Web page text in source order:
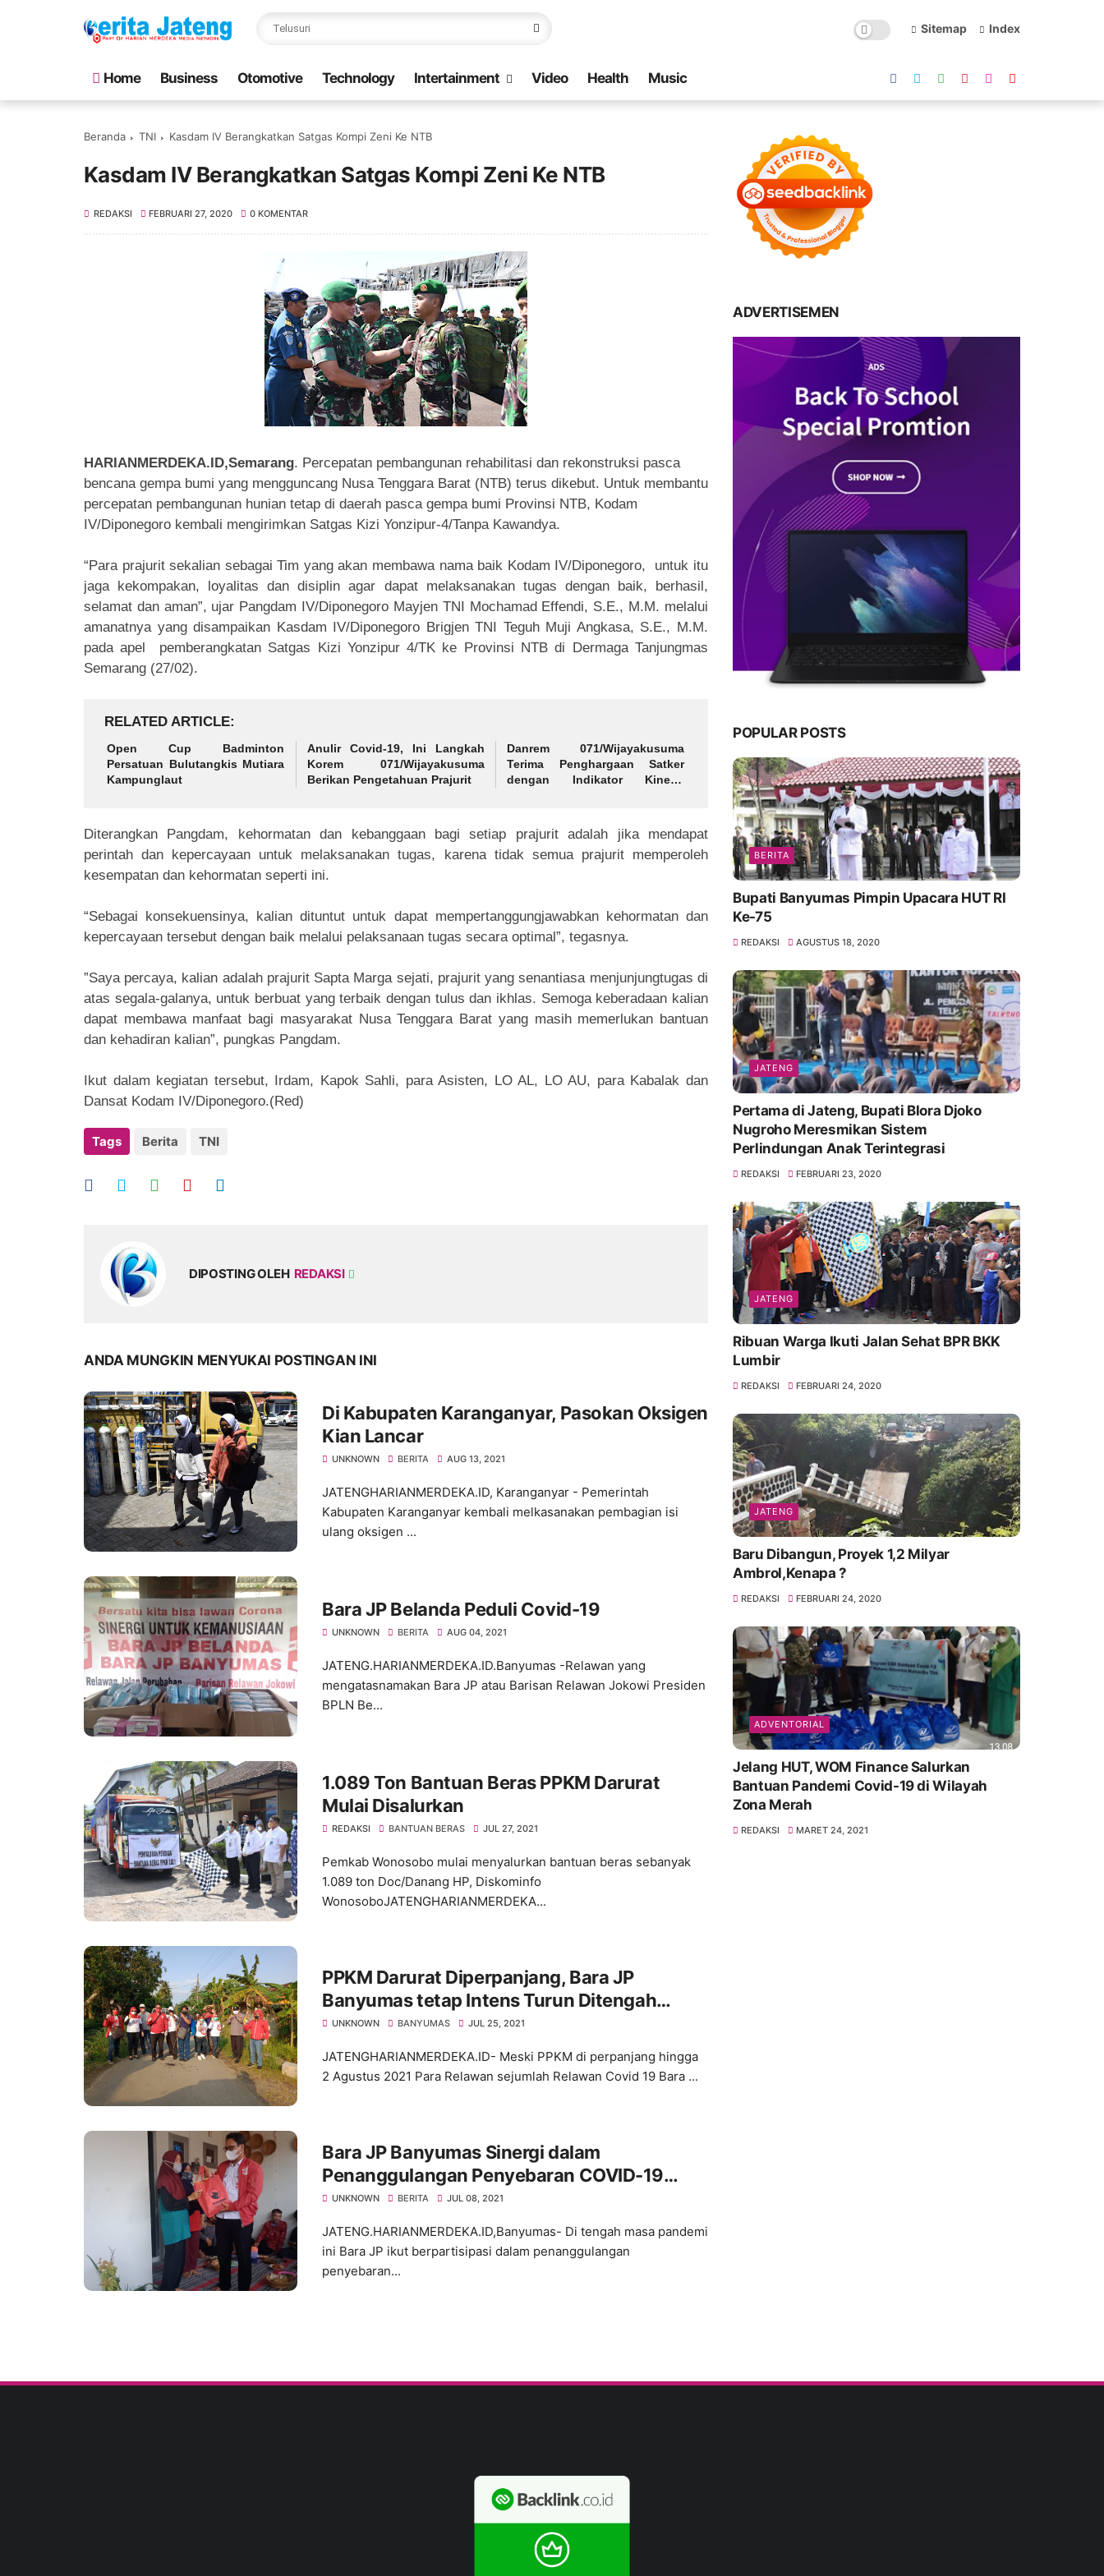
Sitemap Index
Home Business Otomotive Technology Intertainment Video Health Music
Beranda TNI Kasdam IV Berangkatkan Satgas Kompi Zeni Ke NTB
Kasdam IV Berangkatkan Satgas Kompi Zeni Ke NTB
REDAKSI FEBRUARI 27, 2020 0 KOMENTAR
HARIANMERDEKA.ID,Semarang. Percepatan pembangunan rehabilitasi dan rekonstruksi pasca
bencana gempa bumi yang mengguncang Nusa Tenggara Barat (NTB) terus dikebut. Untuk membantu
percepatan pembangunan hunian tetap di daerah pasca gempa bumi Provinsi NTB, Kodam
IV/Diponegoro kembali mengirimkan Satgas Kizi Yonzipur-4/Tanpa Kawandya.
“Para prajurit sekalian sebagai Tim yang akan membawa nama baik Kodam IV/Diponegoro, untuk itu
jaga kekompakan, loyalitas dan disiplin agar dapat melaksanakan tugas dengan baik, berhasil,
selamat dan aman”, ujar Pangdam IV/Diponegoro Mayjen TNI Mochamad Effendi, S.E., M.M. melalui
amanatnya yang disampaikan Kasdam IV/Diponegoro Brigjen TNI Teguh Muji Angkasa, S.E., M.M.
pada apel pemberangkatan Satgas Kizi Yonzipur 4/TK ke Provinsi NTB di Dermaga Tanjungmas
Semarang (27/02).
RELATED ARTICLE
Open Cup Badminton
Persatuan Bulutangkis Mutiara
Kampunglaut
Anulir Covid-19, Ini Langkah
Korem 071/Wijayakusuma
Berikan Pengetahuan Prajurit
Danrem 071/Wijayakusuma
Terima Penghargaan Satker
dengan Indikator Kinerja
IV/Diponegoro
Diterangkan Pangdam, kehormatan dan kebanggaan bagi setiap prajurit adalah jika mendapat
perintah dan kepercayaan untuk melaksanakan tugas, karena tidak semua prajurit memperoleh
kesempatan dan kehormatan seperti ini.
“Sebagai konsekuensinya, kalian dituntut untuk dapat mempertanggungjawabkan kehormatan dan
kepercayaan tersebut dengan baik melalui pelaksanaan tugas secara optimal”, tegasnya.
”Saya percaya, kalian adalah prajurit Sapta Marga sejati, prajurit yang senantiasa menjunjungtugas di
atas segala-galanya, untuk berbuat yang terbaik dengan tulus dan ikhlas. Semoga keberadaan kalian
dapat membawa manfaat bagi masyarakat Nusa Tenggara Barat yang masih memerlukan bantuan
dan kehadiran kalian”, pungkas Pangdam.
Ikut dalam kegiatan tersebut, Irdam, Kapok Sahli, para Asisten, LO AL, LO AU, para Kabalak dan
Dansat Kodam IV/Diponegoro.(Red)
Tags Berita TNI
DIPOSTING OLEH REDAKSI
ANDA MUNGKIN MENYUKAI POSTINGAN INI
Di Kabupaten Karanganyar, Pasokan Oksigen
Kian Lancar
UNKNOWN BERITA AUG 13, 2021
JATENGHARIANMERDEKA.ID, Karanganyar - Pemerintah
Kabupaten Karanganyar kembali melkasanakan pembagian isi
ulang oksigen ...
Bara JP Belanda Peduli Covid-19
UNKNOWN BERITA AUG 04, 2021
JATENG.HARIANMERDEKA.ID.Banyumas -Relawan yang
mengatasnamakan Bara JP atau Barisan Relawan Jokowi Presiden
BPLN Be...
1.089 Ton Bantuan Beras PPKM Darurat
Mulai Disalurkan
REDAKSI BANTUAN BERAS JUL 27, 2021
Pemkab Wonosobo mulai menyalurkan bantuan beras sebanyak
1.089 ton Doc/Danang HP, Diskominfo
WonosoboJATENGHARIANMERDEKA...
PPKM Darurat Diperpanjang, Bara JP
Banyumas tetap Intens Turun Ditengah
Masyarakat
UNKNOWN BANYUMAS JUL 25, 2021
JATENGHARIANMERDEKA.ID- Meski PPKM di perpanjang hingga
2 Agustus 2021 Para Relawan sejumlah Relawan Covid 19 Bara ...
Bara JP Banyumas Sinergi dalam
Penanggulangan Penyebaran COVID-19
Bersama H. Sunarna SE,.M. Hum
UNKNOWN BERITA JUL 08, 2021
JATENG.HARIANMERDEKA.ID,Banyumas- Di tengah masa pandemi
ini Bara JP ikut berpartisipasi dalam penanggulangan
penyebaran...
ADVERTISEMEN
POPULAR POSTS
BERITA
Bupati Banyumas Pimpin Upacara HUT RI
Ke-75
REDAKSI AGUSTUS 18, 2020
JATENG
Pertama di Jateng, Bupati Blora Djoko
Nugroho Meresmikan Sistem
Perlindungan Anak Terintegrasi
REDAKSI FEBRUARI 23, 2020
JATENG
Ribuan Warga Ikuti Jalan Sehat BPR BKK
Lumbir
REDAKSI FEBRUARI 24, 2020
JATENG
Baru Dibangun, Proyek 1,2 Milyar
Ambrol,Kenapa ?
REDAKSI FEBRUARI 24, 2020
ADVENTORIAL
Jelang HUT, WOM Finance Salurkan
Bantuan Pandemi Covid-19 di Wilayah
Zona Merah
REDAKSI MARET 24, 2021